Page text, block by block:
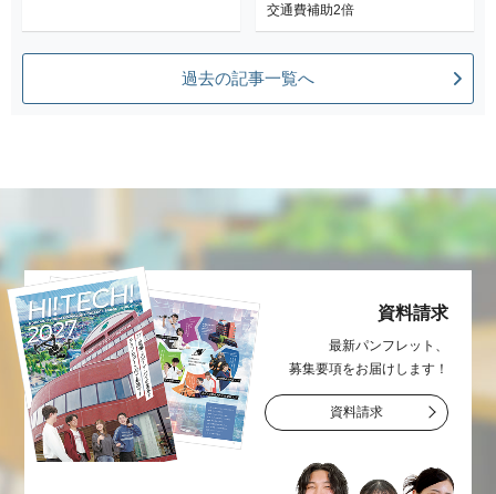
交通費補助2倍
過去の記事一覧へ
資料請求
最新パンフレット、
募集要項をお届け します！
資料請求